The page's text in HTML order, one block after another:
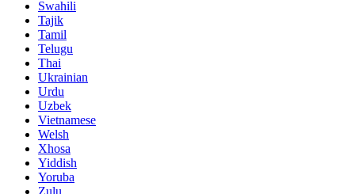
Swahili
Tajik
Tamil
Telugu
Thai
Ukrainian
Urdu
Uzbek
Vietnamese
Welsh
Xhosa
Yiddish
Yoruba
Zulu